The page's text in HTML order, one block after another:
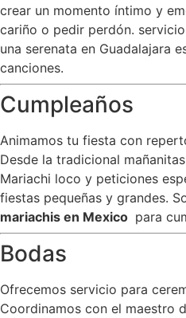
crear un momento íntimo y
cariño o pedir perdón.
una serenata en Guadalajara
canciones.
Cumpleaños
Animamos tu fiesta con
Desde la tradicional
Mariachi loco y peticiones
fiestas pequeñas y grandes.
mariachis en Mexico para
Bodas
Ofrecemos servicio para
Coordinamos con el maestro